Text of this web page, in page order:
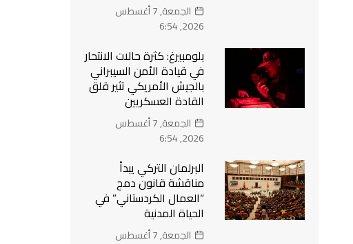
الجمعة, 7 أغسطس
2026, 6:54
بلومبيرغ: كثرة حالات الانتحار
في قيادة الأمن السيبراني
بالجيش الأمريكي تثير قلق
القادة العسكريين
الجمعة, 7 أغسطس
2026, 6:54
البرلمان التركي يبدأ
مناقشة قانون دمج
“العمال الكردستاني” في
الحياة المدنية
الجمعة, 7 أغسطس